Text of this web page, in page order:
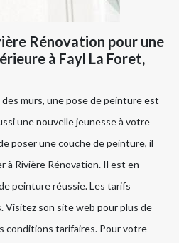
Rénovation pour une
à Fayl La Foret,
murs, une pose de peinture est
une nouvelle jeunesse à votre
poser une couche de peinture, il
à Rivière Rénovation. Il est en
peinture réussie. Les tarifs
son site web pour plus de
conditions tarifaires. Pour votre